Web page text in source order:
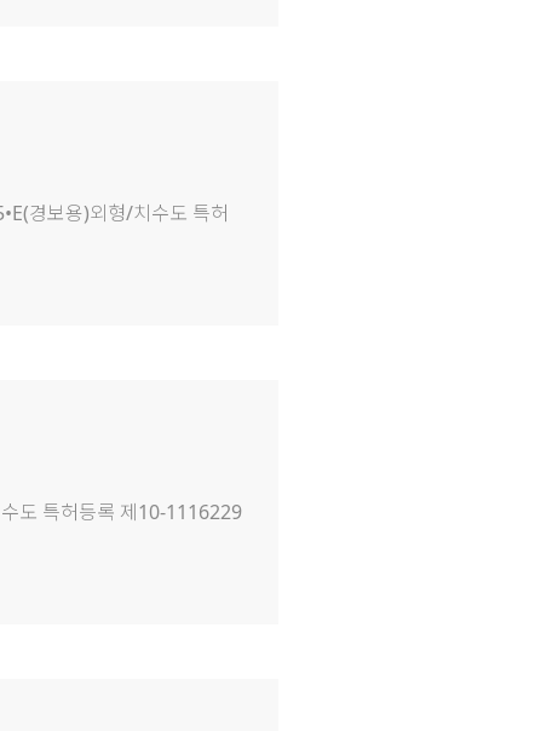
경보용)외형/치수도 특허
도 특허등록 제10-1116229